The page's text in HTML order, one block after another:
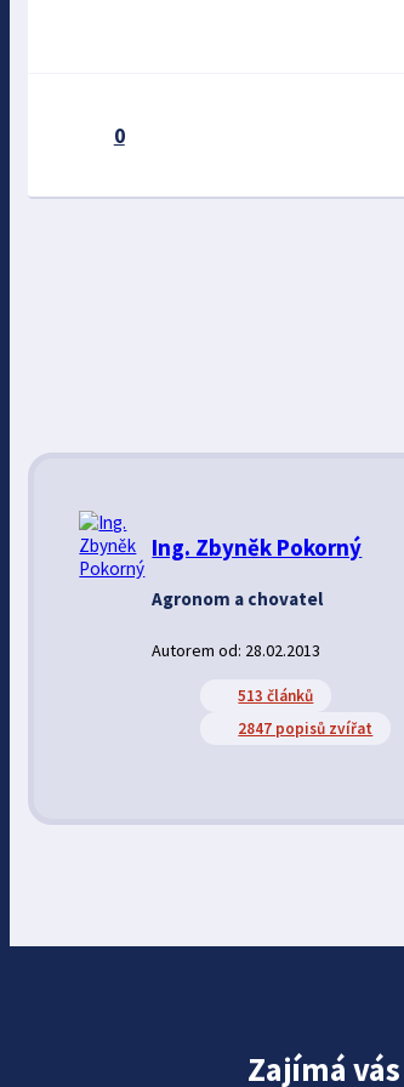
0
Ing. Zbyněk Pokorný
Agronom a chovatel
Autorem od: 28.02.2013
513 článků
2847 popisů zvířat
Zajímá vás